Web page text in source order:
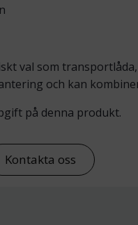
val som
och kan
på denna produkt.
Kontakta oss